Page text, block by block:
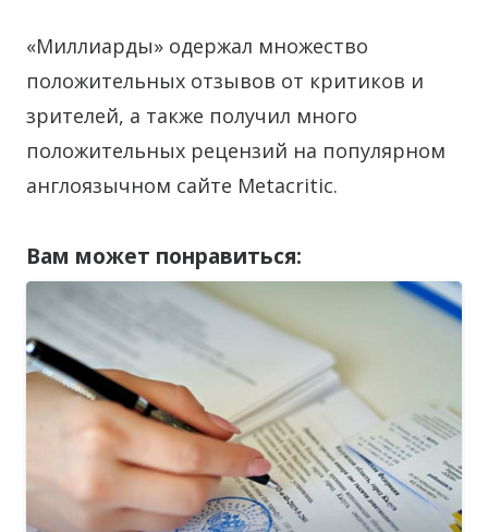
«Миллиарды» одержал множество
положительных отзывов от критиков и
зрителей, а также получил много
положительных рецензий на популярном
англоязычном сайте Metacritic.
Вам может понравиться: